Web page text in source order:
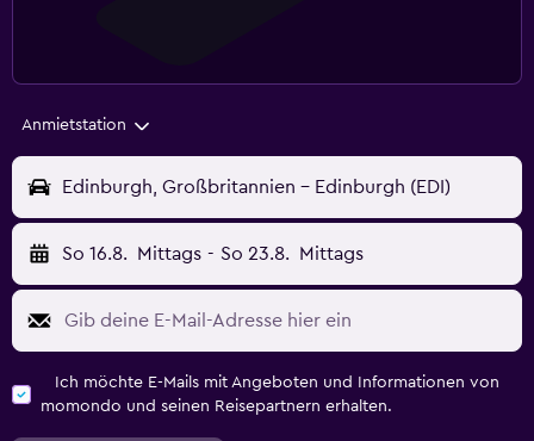
Anmietstation
Edinburgh, Großbritannien - Edinburgh (EDI)
So 16.8. Mittags - So 23.8. Mittags
Ich möchte E-Mails mit Angeboten und Informationen von
momondo und seinen Reisepartnern erhalten.